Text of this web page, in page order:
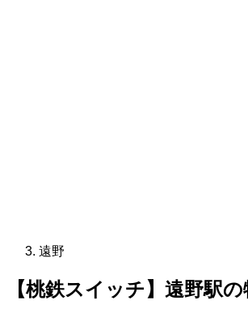
遠野
【桃鉄スイッチ】遠野駅